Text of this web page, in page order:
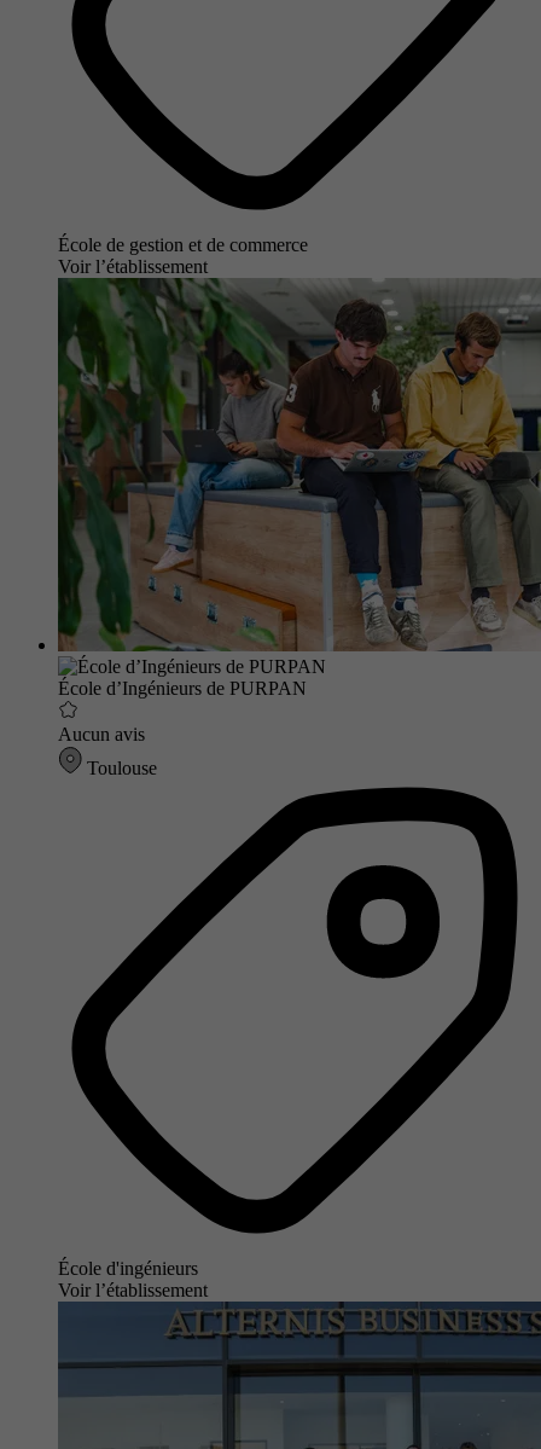
École de gestion et de commerce
Voir l’établissement
École d’Ingénieurs de PURPAN
Aucun avis
Toulouse
École d'ingénieurs
Voir l’établissement